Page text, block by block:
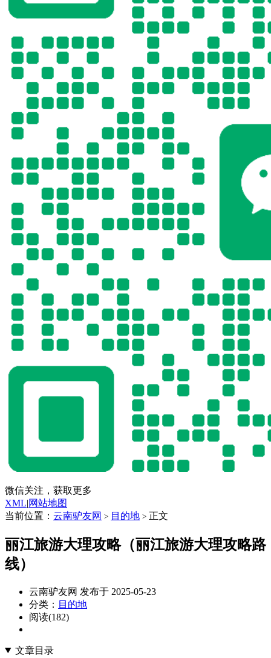
微信关注，获取更多
XML|网站地图
当前位置： 云南驴友网 > 目的地 > 正文
丽江旅游大理攻略（丽江旅游大理攻略路
线）
云南驴友网 发布于 2025-05-23
分类： 目的地
阅读(182)
文章目录